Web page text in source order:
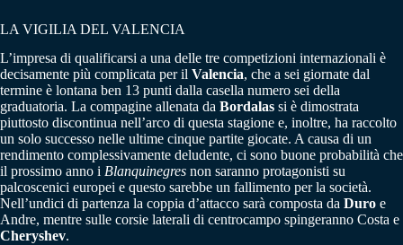
LA VIGILIA DEL VALENCIA
L’impresa di qualificarsi a una delle tre competizioni internazionali è
decisamente più complicata per il Valencia, che a sei giornate dal
termine è lontana ben 13 punti dalla casella numero sei della
graduatoria. La compagine allenata da Bordalas si è dimostrata
piuttosto discontinua nell’arco di questa stagione e, inoltre, ha raccolto
un solo successo nelle ultime cinque partite giocate. A causa di un
rendimento complessivamente deludente, ci sono buone probabilità che
il prossimo anno i Blanquinegres non saranno protagonisti su
palcoscenici europei e questo sarebbe un fallimento per la società.
Nell’undici di partenza la coppia d’attacco sarà composta da Duro e
Andre, mentre sulle corsie laterali di centrocampo spingeranno Costa e
Cheryshev.